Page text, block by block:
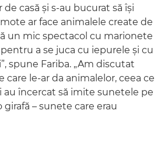
casă şi s-au bucurat să îşi
ar face animalele create de
un mic spectacol cu marionete
pentru a se juca cu iepurele şi cu
spune Fariba. „Am discutat
care le-ar da animalelor, ceea ce
au încercat să imite sunetele pe
girafă – sunete care erau